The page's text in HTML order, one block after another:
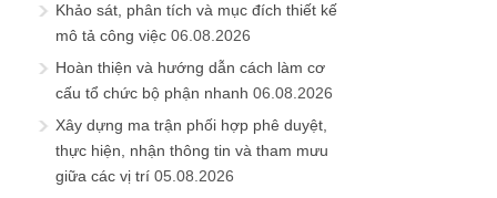
Khảo sát, phân tích và mục đích thiết kế
mô tả công việc 06.08.2026
Hoàn thiện và hướng dẫn cách làm cơ
cấu tổ chức bộ phận nhanh 06.08.2026
Xây dựng ma trận phối hợp phê duyệt,
thực hiện, nhận thông tin và tham mưu
giữa các vị trí 05.08.2026